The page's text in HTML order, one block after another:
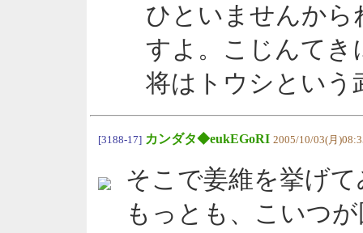
ひといませんから
すよ。こじんてき
将はトウシという
[3188-17] カンダタ◆eukEGoRI 2005/10/03(月
そこで姜維を挙げ
もっとも、こいつ